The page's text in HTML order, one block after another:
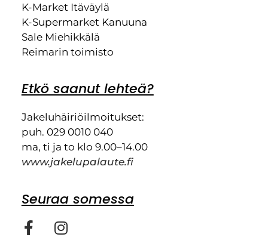
K-Market Itäväylä
K-Supermarket Kanuuna
Sale Miehikkälä
Reimarin toimisto
Etkö saanut lehteä?
Jakeluhäiriöilmoitukset:
puh. 029 0010 040
ma, ti ja to klo 9.00–14.00
www.jakelupalaute.fi
Seuraa somessa